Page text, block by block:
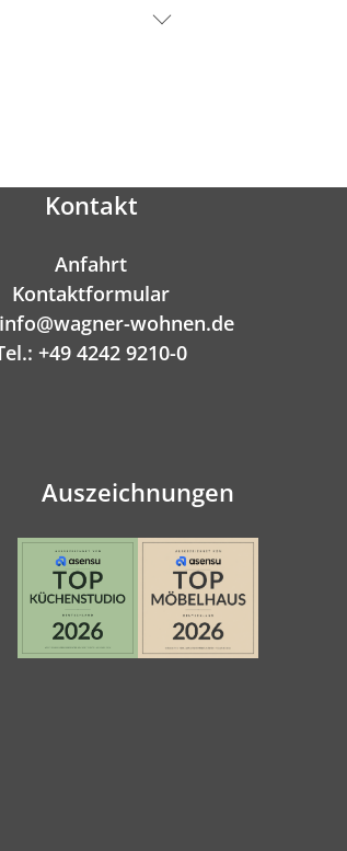
Kontakt
Anfahrt
Kontaktformular
wohnen.de
+49 4242 9210-0
Auszeichnungen